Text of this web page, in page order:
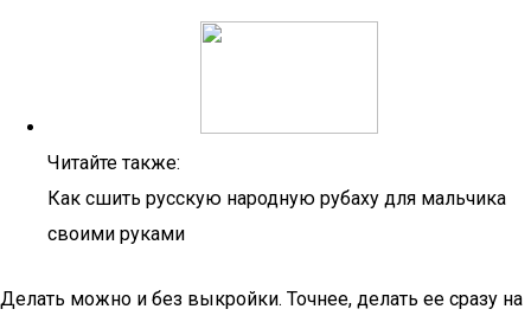
Читайте также:
Как сшить русскую народную рубаху для мальчика
своими руками
Делать можно и без выкройки. Точнее, делать ее сразу на